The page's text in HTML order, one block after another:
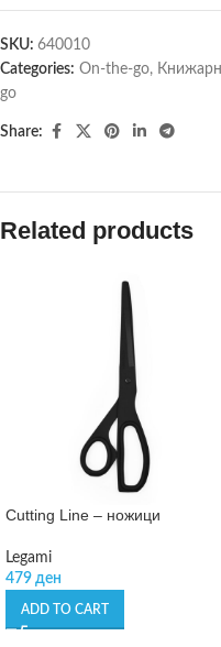
SKU: 640010
Categories: On-the-go,
go
Share:
Related products
Cutting Line – ножици
Legami
479 ден
ADD TO CART